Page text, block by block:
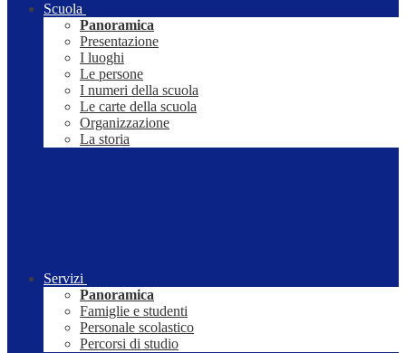
Scuola
Panoramica
Presentazione
I luoghi
Le persone
I numeri della scuola
Le carte della scuola
Organizzazione
La storia
Servizi
Panoramica
Famiglie e studenti
Personale scolastico
Percorsi di studio